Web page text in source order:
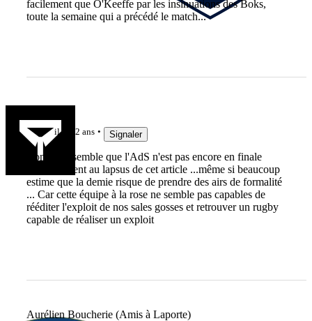
facilement que O'Keeffe par les insinuations des Boks,
toute la semaine qui a précédé le match...
il y a 2 ans Signaler
Bon il me semble que l'AdS n'est pas encore en finale
contrairement au lapsus de cet article ...même si beaucoup
estime que la demie risque de prendre des airs de formalité
... Car cette équipe à la rose ne semble pas capables de
rééditer l'exploit de nos sales gosses et retrouver un rugby
capable de réaliser un exploit
Aurélien Boucherie (Amis à Laporte)